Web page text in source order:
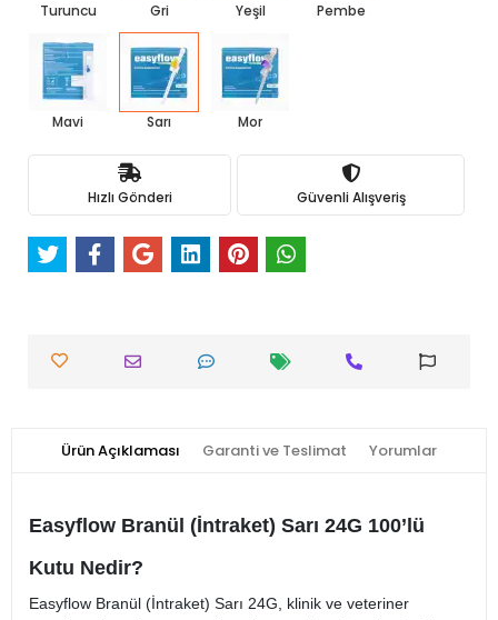
Turuncu Gri Yeşil Pembe
Mavi Sarı Mor
Hızlı Gönderi Güvenli Alışveriş
Ürün Açıklaması Garanti ve Teslimat Yorumlar
Easyflow Branül (İntraket) Sarı 24G 100’lü
Kutu Nedir?
Easyflow Branül (İntraket) Sarı 24G, klinik ve veteriner